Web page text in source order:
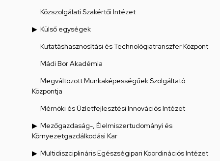
Közszolgálati Szakértői Intézet
Külső egységek
Kutatáshasznosítási és Technológiatranszfer Központ
Mádi Bor Akadémia
Megváltozott Munkaképességűek Szolgáltató
Központja
Mérnöki és Üzletfejlesztési Innovációs Intézet
Mezőgazdaság-, Élelmiszertudományi és
Környezetgazdálkodási Kar
Multidiszciplináris Egészségipari Koordinációs Intézet